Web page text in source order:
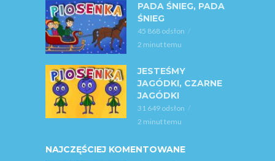
PADA ŚNIEG, PADA
ŚNIEG
45 868 odsłon
2 minut temu
JESTEŚMY
JAGÓDKI, CZARNE
JAGÓDKI
31 649 odsłon
2 minut temu
NAJCZĘŚCIEJ KOMENTOWANE